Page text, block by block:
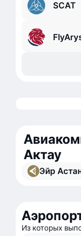
SCAT
Актау
Эйр
Из которых